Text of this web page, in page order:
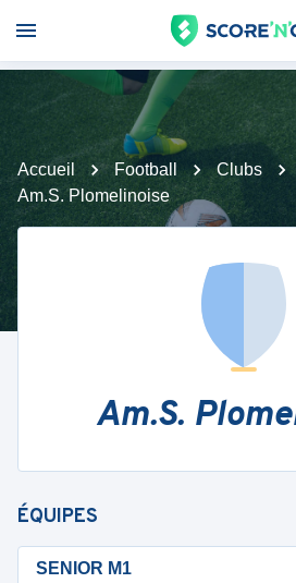
Accueil Football Clubs
Am.S. Plomelinoise
Am.S.
ÉQUIPES
SENIOR M1